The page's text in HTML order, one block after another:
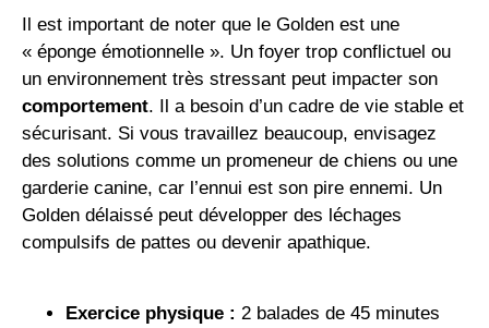
Il est important de noter que le Golden est une
« éponge émotionnelle ». Un foyer trop conflictuel ou
un environnement très stressant peut impacter son
comportement. Il a besoin d’un cadre de vie stable et
sécurisant. Si vous travaillez beaucoup, envisagez
des solutions comme un promeneur de chiens ou une
garderie canine, car l’ennui est son pire ennemi. Un
Golden délaissé peut développer des léchages
compulsifs de pattes ou devenir apathique.
Exercice physique : 2 balades de 45 minutes